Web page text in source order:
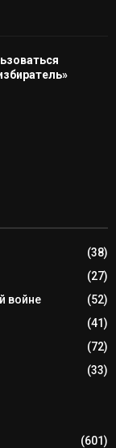
(38)
(27)
войне
(52)
(41)
(72)
(33)
(601)